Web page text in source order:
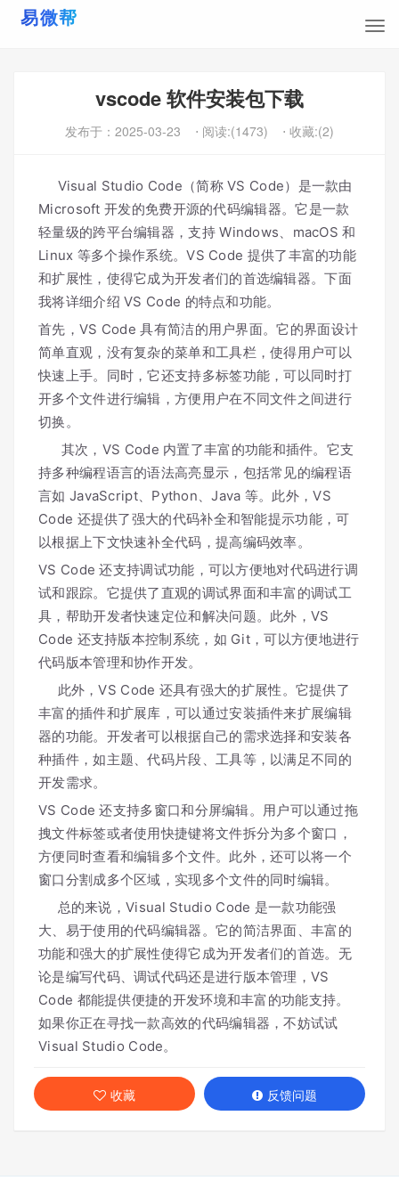
vscode 软件安装包下载
发布于： 2025-03-23 ⋅ 阅读:(1473) ⋅ 收藏:(2)
Visual Studio Code（简称 VS Code）是一款由
Microsoft 开发的免费开源的代码编辑器。它是一款
轻量级的跨平台编辑器，支持 Windows、macOS 和
Linux 等多个操作系统。VS Code 提供了丰富的功能
和扩展性，使得它成为开发者们的首选编辑器。下面
我将详细介绍 VS Code 的特点和功能。
首先，VS Code 具有简洁的用户界面。它的界面设计
简单直观，没有复杂的菜单和工具栏，使得用户可以
快速上手。同时，它还支持多标签功能，可以同时打
开多个文件进行编辑，方便用户在不同文件之间进行
切换。
其次，VS Code 内置了丰富的功能和插件。它支
持多种编程语言的语法高亮显示，包括常见的编程语
言如 JavaScript、Python、Java 等。此外，VS
Code 还提供了强大的代码补全和智能提示功能，可
以根据上下文快速补全代码，提高编码效率。
VS Code 还支持调试功能，可以方便地对代码进行调
试和跟踪。它提供了直观的调试界面和丰富的调试工
具，帮助开发者快速定位和解决问题。此外，VS
Code 还支持版本控制系统，如 Git，可以方便地进行
代码版本管理和协作开发。
此外，VS Code 还具有强大的扩展性。它提供了
丰富的插件和扩展库，可以通过安装插件来扩展编辑
器的功能。开发者可以根据自己的需求选择和安装各
种插件，如主题、代码片段、工具等，以满足不同的
开发需求。
VS Code 还支持多窗口和分屏编辑。用户可以通过拖
拽文件标签或者使用快捷键将文件拆分为多个窗口，
方便同时查看和编辑多个文件。此外，还可以将一个
窗口分割成多个区域，实现多个文件的同时编辑。
总的来说，Visual Studio Code 是一款功能强
大、易于使用的代码编辑器。它的简洁界面、丰富的
功能和强大的扩展性使得它成为开发者们的首选。无
论是编写代码、调试代码还是进行版本管理，VS
Code 都能提供便捷的开发环境和丰富的功能支持。
如果你正在寻找一款高效的代码编辑器，不妨试试
Visual Studio Code。
收藏 反馈问题